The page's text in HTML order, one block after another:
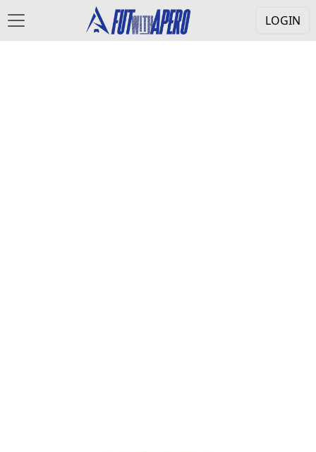
LOGIN